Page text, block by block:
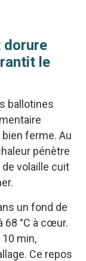
dorure
le
ballotines
bien ferme. Au
pénètre
volaille cuit
un fond de
68 °C à cœur.
min,
Ce repos